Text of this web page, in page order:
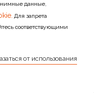
данные,
Для запрета
соответствующими
от использования